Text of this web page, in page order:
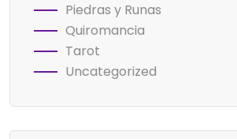
Piedras y Runas
Quiromancia
Tarot
Uncategorized